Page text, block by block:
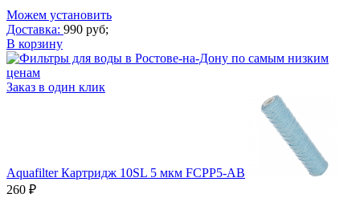
Можем установить
Доставка: 990 руб;
В корзину
Заказ в один клик
Aquafilter Картридж 10SL 5 мкм FCPP5-AB
260 ₽